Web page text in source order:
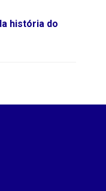
história do